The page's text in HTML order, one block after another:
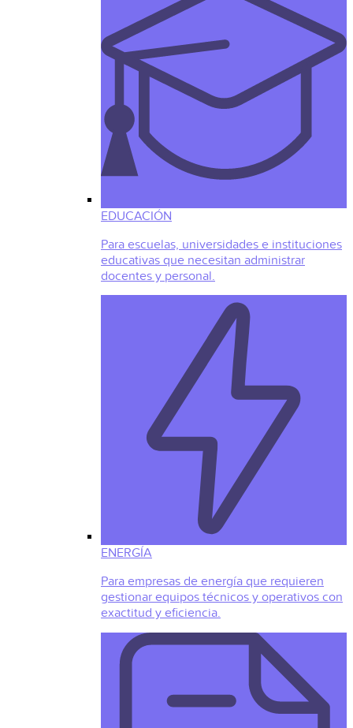
EDUCACIÓN
Para escuelas, universidades e instituciones
educativas que necesitan administrar
docentes y personal.
ENERGÍA
Para empresas de energía que requieren
gestionar equipos técnicos y operativos con
exactitud y eficiencia.